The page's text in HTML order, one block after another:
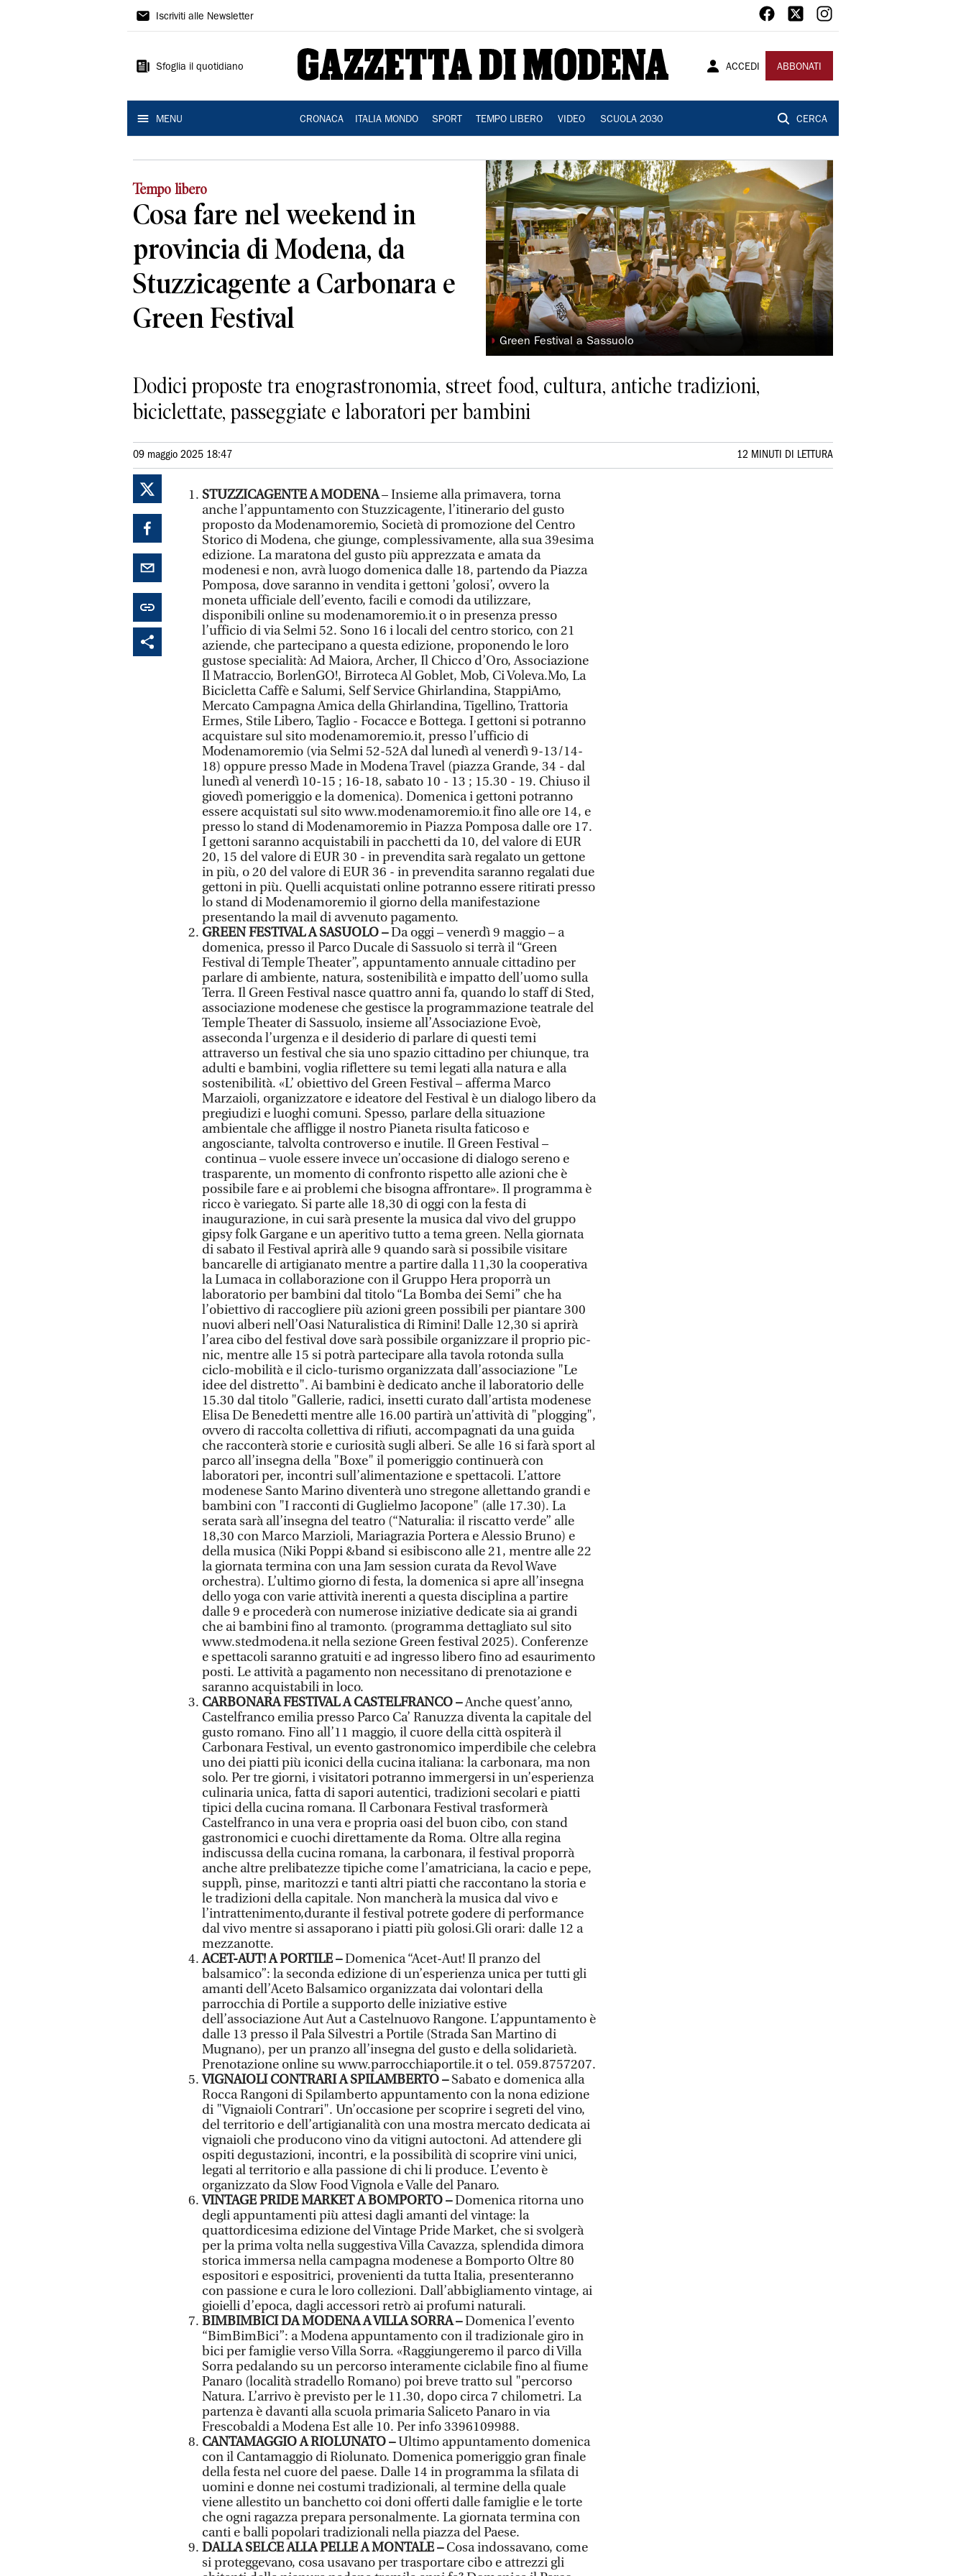
Gazzetta
Modena
Iscriviti alle Newsletter
Sfoglia il quotidiano ACCEDI ABBONATI
MENU CRONACA ITALIA MONDO SPORT TEMPO LIBERO VIDEO SCUOLA 2030 CERCA
Tempo libero
Cosa fare nel weekend in
provincia di Modena, da
Stuzzicagente a Carbonara e
Green Festival
◗ Green Festival a Sassuolo
Dodici proposte tra enograstronomia, street food, cultura, antiche tradizioni,
biciclettate, passeggiate e laboratori per bambini
09 maggio 2025 18:47 12 MINUTI DI LETTURA
STUZZICAGENTE A MODENA– Insieme alla primavera, torna
anche l’appuntamento con Stuzzicagente, l’itinerario del gusto
proposto da Modenamoremio, Società di promozione del Centro
Storico di Modena, che giunge, complessivamente, alla sua 39esima
edizione. La maratona del gusto più apprezzata e amata da
modenesi e non, avrà luogo domenica dalle 18, partendo da Piazza
Pomposa, dove saranno in vendita i gettoni ’golosi’, ovvero la
moneta ufficiale dell’evento, facili e comodi da utilizzare,
disponibili online su modenamoremio.it o in presenza presso
l’ufficio di via Selmi 52. Sono 16 i locali del centro storico, con 21
aziende, che partecipano a questa edizione, proponendo le loro
gustose specialità: Ad Maiora, Archer, Il Chicco d’Oro, Associazione
Il Matraccio, BorlenGO!, Birroteca Al Goblet, Mob, Ci Voleva.Mo, La
Bicicletta Caffè e Salumi, Self Service Ghirlandina, StappiAmo,
Mercato Campagna Amica della Ghirlandina, Tigellino, Trattoria
Ermes, Stile Libero, Taglio - Focacce e Bottega. I gettoni si potranno
acquistare sul sito modenamoremio.it, presso l’ufficio di
Modenamoremio (via Selmi 52-52A dal lunedì al venerdì 9-13/14-
18) oppure presso Made in Modena Travel (piazza Grande, 34 - dal
lunedì al venerdì 10-15 ; 16-18, sabato 10 - 13 ; 15.30 - 19. Chiuso il
giovedì pomeriggio e la domenica). Domenica i gettoni potranno
essere acquistati sul sito www.modenamoremio.it fino alle ore 14, e
presso lo stand di Modenamoremio in Piazza Pomposa dalle ore 17.
I gettoni saranno acquistabili in pacchetti da 10, del valore di EUR
20, 15 del valore di EUR 30 - in prevendita sarà regalato un gettone
in più, o 20 del valore di EUR 36 - in prevendita saranno regalati due
gettoni in più. Quelli acquistati online potranno essere ritirati presso
lo stand di Modenamoremio il giorno della manifestazione
presentando la mail di avvenuto pagamento.
GREEN FESTIVAL A SASUOLO –Da oggi – venerdì 9 maggio – a
domenica, presso il Parco Ducale di Sassuolo si terrà il “Green
Festival di Temple Theater”, appuntamento annuale cittadino per
parlare di ambiente, natura, sostenibilità e impatto dell’uomo sulla
Terra. Il Green Festival nasce quattro anni fa, quando lo staff di Sted,
associazione modenese che gestisce la programmazione teatrale del
Temple Theater di Sassuolo, insieme all’Associazione Evoè,
asseconda l’urgenza e il desiderio di parlare di questi temi
attraverso un festival che sia uno spazio cittadino per chiunque, tra
adulti e bambini, voglia riflettere su temi legati alla natura e alla
sostenibilità. «L’ obiettivo del Green Festival – afferma Marco
Marzaioli, organizzatore e ideatore del Festival è un dialogo libero da
pregiudizi e luoghi comuni. Spesso, parlare della situazione
ambientale che affligge il nostro Pianeta risulta faticoso e
angosciante, talvolta controverso e inutile. Il Green Festival –
continua – vuole essere invece un’occasione di dialogo sereno e
trasparente, un momento di confronto rispetto alle azioni che è
possibile fare e ai problemi che bisogna affrontare». Il programma è
ricco è variegato. Si parte alle 18,30 di oggi con la festa di
inaugurazione, in cui sarà presente la musica dal vivo del gruppo
gipsy folk Gargane e un aperitivo tutto a tema green. Nella giornata
di sabato il Festival aprirà alle 9 quando sarà si possibile visitare
bancarelle di artigianato mentre a partire dalla 11,30 la cooperativa
la Lumaca in collaborazione con il Gruppo Hera proporrà un
laboratorio per bambini dal titolo “La Bomba dei Semi” che ha
l’obiettivo di raccogliere più azioni green possibili per piantare 300
nuovi alberi nell’Oasi Naturalistica di Rimini! Dalle 12,30 si aprirà
l’area cibo del festival dove sarà possibile organizzare il proprio pic-
nic, mentre alle 15 si potrà partecipare alla tavola rotonda sulla
ciclo-mobilità e il ciclo-turismo organizzata dall’associazione "Le
idee del distretto". Ai bambini è dedicato anche il laboratorio delle
15.30 dal titolo "Gallerie, radici, insetti curato dall’artista modenese
Elisa De Benedetti mentre alle 16.00 partirà un’attività di "plogging",
ovvero di raccolta collettiva di rifiuti, accompagnati da una guida
che racconterà storie e curiosità sugli alberi. Se alle 16 si farà sport al
parco all’insegna della "Boxe" il pomeriggio continuerà con
laboratori per, incontri sull’alimentazione e spettacoli. L’attore
modenese Santo Marino diventerà uno stregone allettando grandi e
bambini con "I racconti di Guglielmo Jacopone" (alle 17.30). La
serata sarà all’insegna del teatro (“Naturalia: il riscatto verde” alle
18,30 con Marco Marzioli, Mariagrazia Portera e Alessio Bruno) e
della musica (Niki Poppi &band si esibiscono alle 21, mentre alle 22
la giornata termina con una Jam session curata da Revol Wave
orchestra). L’ultimo giorno di festa, la domenica si apre all’insegna
dello yoga con varie attività inerenti a questa disciplina a partire
dalle 9 e procederà con numerose iniziative dedicate sia ai grandi
che ai bambini fino al tramonto. (programma dettagliato sul sito
www.stedmodena.it nella sezione Green festival 2025). Conferenze
e spettacoli saranno gratuiti e ad ingresso libero fino ad esaurimento
posti. Le attività a pagamento non necessitano di prenotazione e
saranno acquistabili in loco.
CARBONARA FESTIVAL A CASTELFRANCO –Anche quest’anno,
Castelfranco emilia presso Parco Ca’ Ranuzza diventa la capitale del
gusto romano. Fino all’11 maggio, il cuore della città ospiterà il
Carbonara Festival, un evento gastronomico imperdibile che celebra
uno dei piatti più iconici della cucina italiana: la carbonara, ma non
solo. Per tre giorni, i visitatori potranno immergersi in un’esperienza
culinaria unica, fatta di sapori autentici, tradizioni secolari e piatti
tipici della cucina romana. Il Carbonara Festival trasformerà
Castelfranco in una vera e propria oasi del buon cibo, con stand
gastronomici e cuochi direttamente da Roma. Oltre alla regina
indiscussa della cucina romana, la carbonara, il festival proporrà
anche altre prelibatezze tipiche come l’amatriciana, la cacio e pepe,
supplì, pinse, maritozzi e tanti altri piatti che raccontano la storia e
le tradizioni della capitale. Non mancherà la musica dal vivo e
l’intrattenimento,durante il festival potrete godere di performance
dal vivo mentre si assaporano i piatti più golosi.Gli orari: dalle 12 a
mezzanotte.
ACET-AUT! A PORTILE –Domenica “Acet-Aut! Il pranzo del
balsamico”: la seconda edizione di un’esperienza unica per tutti gli
amanti dell’Aceto Balsamico organizzata dai volontari della
parrocchia di Portile a supporto delle iniziative estive
dell’associazione Aut Aut a Castelnuovo Rangone. L’appuntamento è
dalle 13 presso il Pala Silvestri a Portile (Strada San Martino di
Mugnano), per un pranzo all’insegna del gusto e della solidarietà.
Prenotazione online su www.parrocchiaportile.it o tel. 059.8757207.
VIGNAIOLI CONTRARI A SPILAMBERTO –Sabato e domenica alla
Rocca Rangoni di Spilamberto appuntamento con la nona edizione
di "Vignaioli Contrari". Un’occasione per scoprire i segreti del vino,
del territorio e dell’artigianalità con una mostra mercato dedicata ai
vignaioli che producono vino da vitigni autoctoni. Ad attendere gli
ospiti degustazioni, incontri, e la possibilità di scoprire vini unici,
legati al territorio e alla passione di chi li produce. L’evento è
organizzato da Slow Food Vignola e Valle del Panaro.
VINTAGE PRIDE MARKET A BOMPORTO –Domenica ritorna uno
degli appuntamenti più attesi dagli amanti del vintage: la
quattordicesima edizione del Vintage Pride Market, che si svolgerà
per la prima volta nella suggestiva Villa Cavazza, splendida dimora
storica immersa nella campagna modenese a Bomporto Oltre 80
espositori e espositrici, provenienti da tutta Italia, presenteranno
con passione e cura le loro collezioni. Dall’abbigliamento vintage, ai
gioielli d’epoca, dagli accessori retrò ai profumi naturali.
BIMBIMBICI DA MODENA A VILLA SORRA –Domenica l’evento
“BimBimBici”: a Modena appuntamento con il tradizionale giro in
bici per famiglie verso Villa Sorra. «Raggiungeremo il parco di Villa
Sorra pedalando su un percorso interamente ciclabile fino al fiume
Panaro (località stradello Romano) poi breve tratto sul "percorso
Natura. L’arrivo è previsto per le 11.30, dopo circa 7 chilometri. La
partenza è davanti alla scuola primaria Saliceto Panaro in via
Frescobaldi a Modena Est alle 10. Per info 3396109988.
CANTAMAGGIO A RIOLUNATO –Ultimo appuntamento domenica
con il Cantamaggio di Riolunato. Domenica pomeriggio gran finale
della festa nel cuore del paese. Dalle 14 in programma la sfilata di
uomini e donne nei costumi tradizionali, al termine della quale
viene allestito un banchetto coi doni offerti dalle famiglie e le torte
che ogni ragazza prepara personalmente. La giornata termina con
canti e balli popolari tradizionali nella piazza del Paese.
DALLA SELCE ALLA PELLE A MONTALE –Cosa indossavano, come
si proteggevano, cosa usavano per trasportare cibo e attrezzi gli